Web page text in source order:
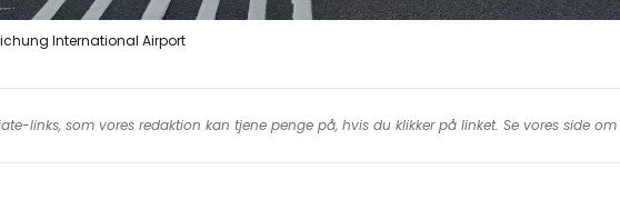
International Airport
links, som vores redaktion kan tjene penge på, hvis du klikker på linket. Se vores side om